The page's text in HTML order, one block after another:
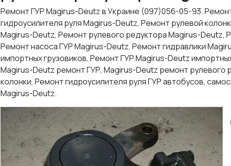
Ремонт ГУР Magirus-Deutz в Украине (097)056-05-93.
гидроусилителя руля Magirus-Deutz, Ремонт рулевой
Magirus-Deutz, Ремонт рулевого редуктора Magirus-Deutz,
Ремонт насоса ГУР Magirus-Deutz, Ремонт гидравлики
импортных грузовиков, Ремонт ГУР Magirus-Deutz
Magirus-Deutz ремонт ГУР, Magirus-Deutz ремонт рулевого
колонки, Ремонт гидроусилителя руля ГУР автобусов,
Magirus-Deutz.